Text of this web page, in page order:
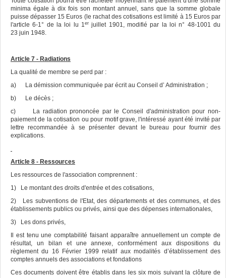
minima égale à dix fois son montant annuel, sans que la somme globale
puisse dépasser 15 Euros (le rachat des cotisations est limité à 15 Euros par
l'article 6-1° de la loi lu 1 er juillet 1901, modifié par la loi n° 48-1001 du
23 juin 1948.
Article 7 - Radiations
La qualité de membre se perd par :
a) La démission communiquée par écrit au Conseil d’ Administration ;
b) Le décès ;
c) La radiation prononcée par le Conseil d'administration pour non-
paiement de la cotisation ou pour motif grave, l'intéressé ayant été invité par
lettre recommandée à se présenter devant le bureau pour fournir des
explications.
Article 8 - Ressources
Les ressources de l'association comprennent :
1) Le montant des droits d'entrée et des cotisations,
2) Les subventions de l'Etat, des départements et des communes, et des
établissements publics ou privés, ainsi que des dépenses internationales,
3) Les dons privés,
Il est tenu une comptabilité faisant apparaître annuellement un compte de
résultat, un bilan et une annexe, conformément aux dispositions du
règlement du 16 Février 1999 relatif aux modalités d’établissement des
comptes annuels des associations et fondations
Ces documents doivent être établis dans les six mois suivant la clôture de